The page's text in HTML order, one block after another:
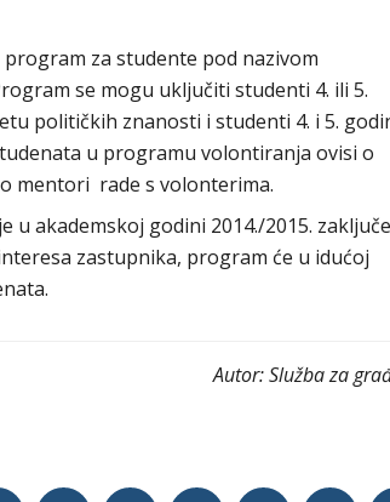
za studente pod nazivom
se mogu uključiti studenti 4. ili 5.
političkih znanosti i studenti 4. i 5.
u programu volontiranja ovisi o
mentori rade s volonterima.
u akademskoj godini 2014./2015.
zastupnika, program će u idućoj
Autor:Služba za